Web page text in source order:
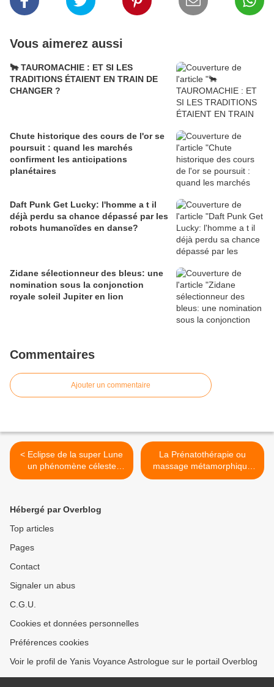
Vous aimerez aussi
🐂 TAUROMACHIE : ET SI LES
TRADITIONS ÉTAIENT EN TRAIN DE
CHANGER ?
Chute historique des cours de l'or se
poursuit : quand les marchés
confirment les anticipations
planétaires
Daft Punk Get Lucky: l'homme a t il
déjà perdu sa chance dépassé par les
robots humanoïdes en danse?
Zidane sélectionneur des bleus: une
nomination sous la conjonction
royale soleil Jupiter en lion
Commentaires
Ajouter un commentaire
< Eclipse de la super Lune
un phénomène céleste
spectaculaire
La Prénatothérapie ou
massage métamorphique
par Denis Mathey de
Hébergé par Overblog
Top articles
Pages
Contact
Signaler un abus
C.G.U.
Cookies et données personnelles
Préférences cookies
Voir le profil de Yanis Voyance Astrologue sur le portail Overblog